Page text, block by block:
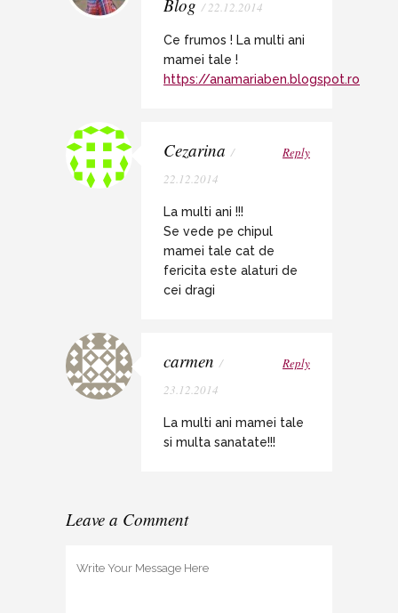
Blog / 22.12.2014
Ce frumos ! La multi ani
mamei tale !
https://anamariaben.blogspot.ro
Cezarina /
22.12.2014
Reply
La multi ani !!!
Se vede pe chipul
mamei tale cat de
fericita este alaturi de
cei dragi
carmen /
23.12.2014
Reply
La multi ani mamei tale
si multa sanatate!!!
Leave a Comment